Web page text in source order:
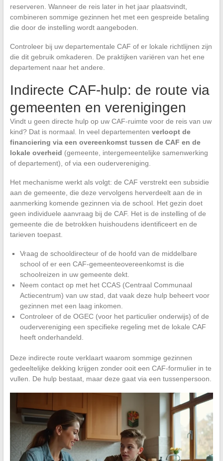
reserveren. Wanneer de reis later in het jaar plaatsvindt,
combineren sommige gezinnen het met een gespreide betaling
die door de instelling wordt aangeboden.
Controleer bij uw departementale CAF of er lokale richtlijnen zijn
die dit gebruik omkaderen. De praktijken variëren van het ene
departement naar het andere.
Indirecte CAF-hulp: de route via
gemeenten en verenigingen
Vindt u geen directe hulp op uw CAF-ruimte voor de reis van uw
kind? Dat is normaal. In veel departementen verloopt de
financiering via een overeenkomst tussen de CAF en de
lokale overheid (gemeente, intergemeentelijke samenwerking
of departement), of via een oudervereniging.
Het mechanisme werkt als volgt: de CAF verstrekt een subsidie
aan de gemeente, die deze vervolgens herverdeelt aan de in
aanmerking komende gezinnen via de school. Het gezin doet
geen individuele aanvraag bij de CAF. Het is de instelling of de
gemeente die de betrokken huishoudens identificeert en de
tarieven toepast.
Vraag de schooldirecteur of de hoofd van de middelbare
school of er een CAF-gemeenteovereenkomst is die
schoolreizen in uw gemeente dekt.
Neem contact op met het CCAS (Centraal Communaal
Actiecentrum) van uw stad, dat vaak deze hulp beheert voor
gezinnen met een laag inkomen.
Controleer of de OGEC (voor het particulier onderwijs) of de
oudervereniging een specifieke regeling met de lokale CAF
heeft onderhandeld.
Deze indirecte route verklaart waarom sommige gezinnen
gedeeltelijke dekking krijgen zonder ooit een CAF-formulier in te
vullen. De hulp bestaat, maar deze gaat via een tussenpersoon.